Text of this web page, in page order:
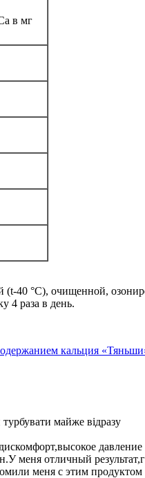
в мг
(t-40 °С), очищенной,
4 раза в день.
кальция
майже відразу
отличный
меня с этим